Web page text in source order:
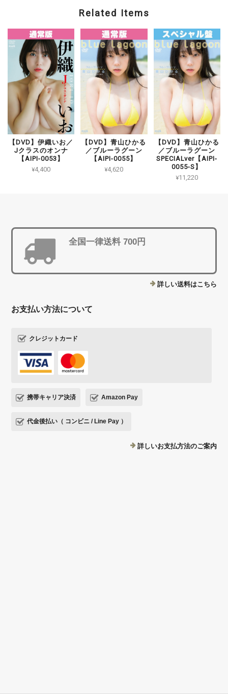
Related Items
【DVD】伊織いお／
Jクラスのオンナ
【AIPI-0053】
¥4,400
【DVD】青山ひかる
／ブルーラグーン
【AIPI-0055】
¥4,620
【DVD】青山ひかる
／ブルーラグーン
SPECIALver【AIPI-
0055-S】
¥11,220
全国一律送料 700円
詳しい送料はこちら
お支払い方法について
クレジットカード
携帯キャリア決済 Amazon Pay
代金後払い（ コンビニ / Line Pay ）
詳しいお支払方法のご案内